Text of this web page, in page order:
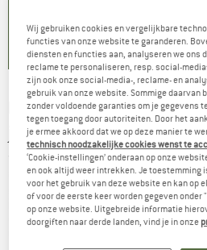
4,7(13)
PATAGONIA -Kid's Silent
jas
(0)
Wij gebruiken cookies en vergelijkbare
functies van onze website te garanderen.
diensten en functies aan, analyseren we ons
reclame te personaliseren, resp. social-
zijn ook onze social-media-, reclame- en
gebruik van onze website. Sommige daarvan
zonder voldoende garanties om je gegevens
tegen toegang door autoriteiten. Door het
je ermee akkoord dat we op deze manier te
technisch noodzakelijke cookies wenst te
‘Cookie-instellingen’ onderaan op onze
en ook altijd weer intrekken. Je
voor het gebruik van deze website en kan op
of voor de eerste keer worden gegeven
op onze website. Uitgebreide informatie
doorgiften naar derde landen, vind je in onze